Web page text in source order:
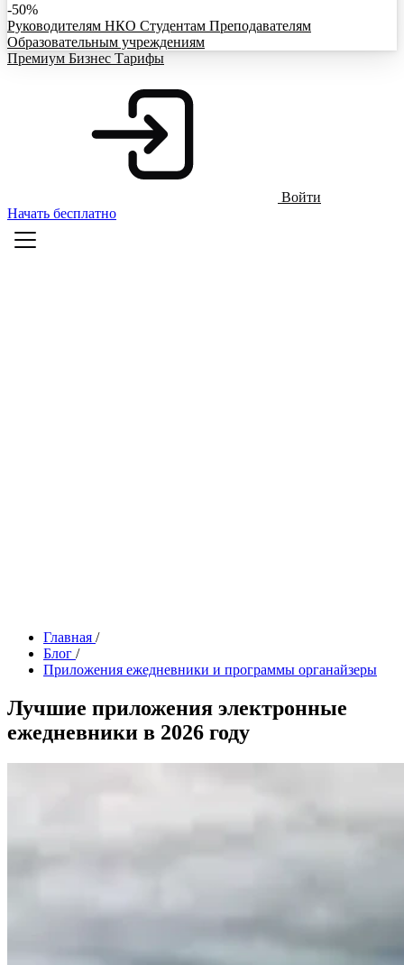
-50%
Руководителям НКО Студентам Преподавателям
Образовательным учреждениям
Премиум Бизнес Тарифы
Войти
Начать бесплатно
Главная /
Блог /
Приложения ежедневники и программы органайзеры
Лучшие приложения электронные
ежедневники в 2026 году